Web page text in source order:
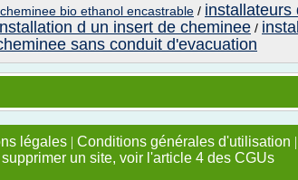
cheminee bio ethanol encastrable / installateurs
d un insert de cheminee /
sans conduit d'evacuation
légales | Conditions générales d'utilisation |
un site, voir l'article 4 des CGUs